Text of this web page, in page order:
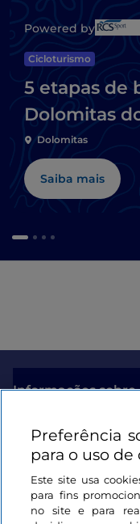
Powered by
Cicloturismo
5 etapas de
Dolomitas
Dolomitas
Saiba mais
Informações sobre
Ligações úteis
Iniciar sessão
Mantenha-se em
Preferência
para o uso de
Este site usa
para fins
no site e para